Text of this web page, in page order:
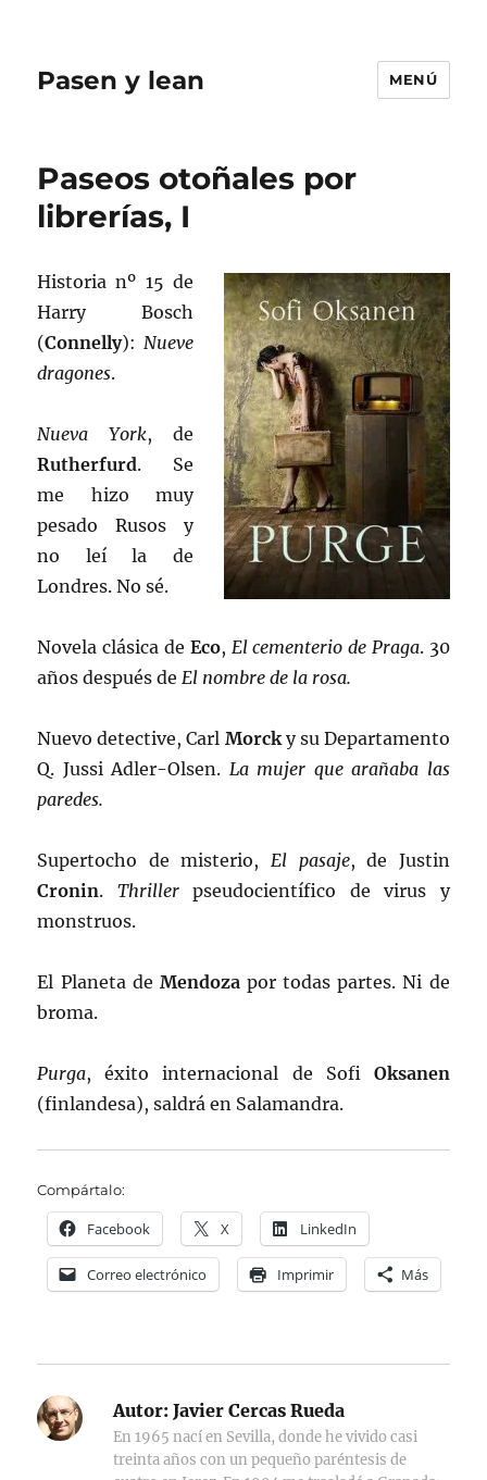
Pasen y lean MENÚ
Paseos otoñales por
librerías, I
Historia nº 15 de
Harry Bosch
(Connelly): Nueve
dragones.
Nueva York, de
Rutherfurd. Se
me hizo muy
pesado Rusos y
no leí la de
Londres. No sé.
Novela clásica de Eco, El cementerio de Praga. 30
años después deEl nombre de la rosa.
Nuevo detective, Carl Morcky su Departamento
Q. Jussi Adler-Olsen. La mujer que arañaba las
paredes.
Supertocho de misterio, El pasaje, de Justin
Cronin. Thrillerpseudocientífico de virus y
monstruos.
El Planeta de Mendozapor todas partes. Ni de
broma.
Purga, éxito internacional de Sofi Oksanen
(finlandesa), saldrá en Salamandra.
Compártalo:
Facebook X LinkedIn
Correo electrónico Imprimir Más
Autor: Javier Cercas Rueda
En 1965 nací en Sevilla, donde he vivido casi
treinta años con un pequeño paréntesis de